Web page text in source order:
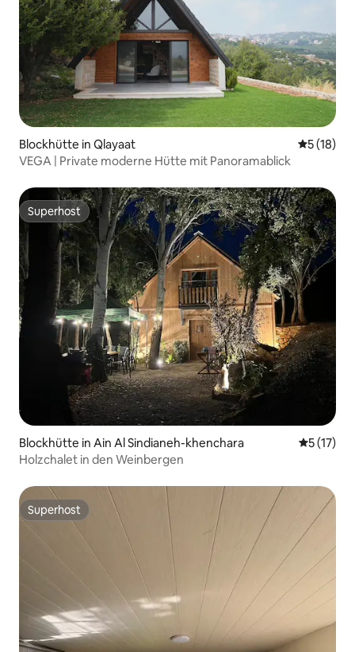
Blockhütte in Qlayaat
5 (18)
VEGA | Private moderne Hütte mit Panoramablick
Superhost
Superhost
Blockhütte in Ain Al Sindianeh-khenchara
5 (17)
Holzchalet in den Weinbergen
Superhost
Superhost